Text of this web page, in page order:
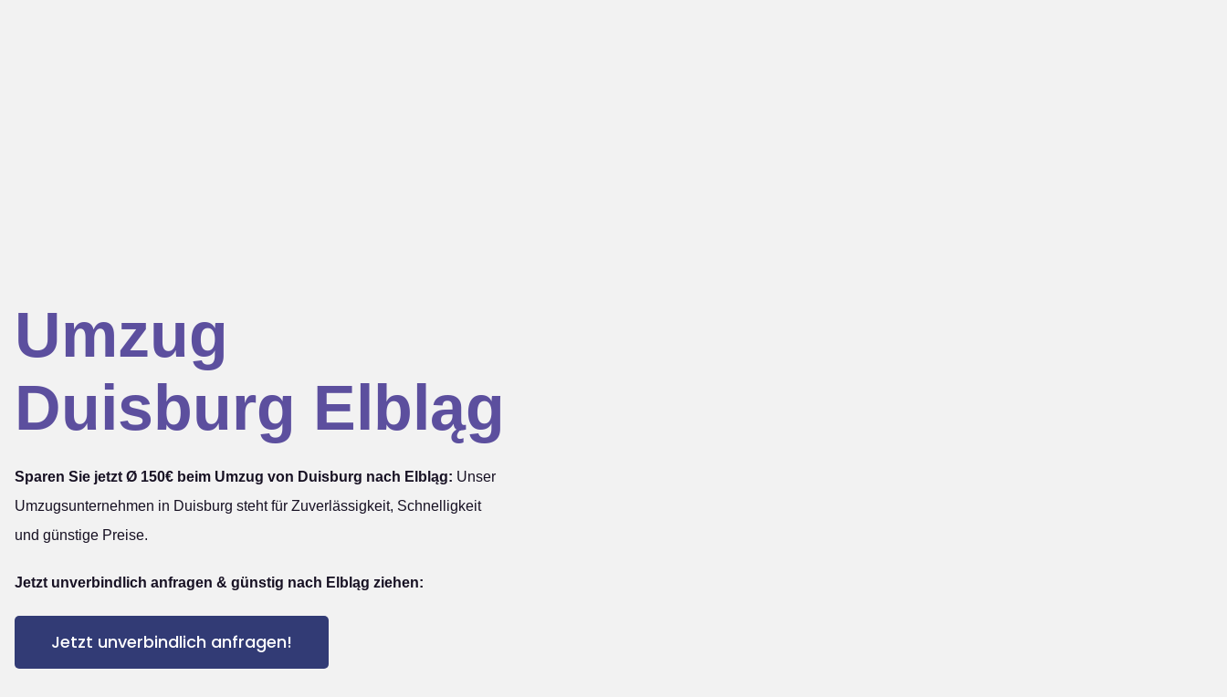
Umzug
Duisburg Elbląg
Sparen Sie jetzt Ø 150€ beim Umzug von Duisburg nach Elbląg: Unser
Umzugsunternehmen in Duisburg steht für Zuverlässigkeit, Schnelligkeit
und günstige Preise.
Jetzt unverbindlich anfragen & günstig nach Elbląg ziehen:
Jetzt unverbindlich anfragen!